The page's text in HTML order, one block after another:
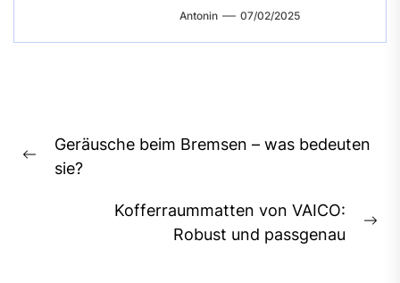
Antonin 07/02/2025
Previous
Geräusche beim Bremsen – was bedeuten
sie?
Kofferraummatten von VAICO:
Robust und passgenau